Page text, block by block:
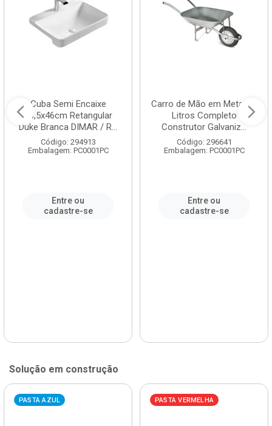
Cuba Semi Encaixe
58,5x46cm Retangular
Duke Branca DIMAR / R...
Código: 294913
Embalagem: PC0001PC
Entre ou
cadastre-se
Carro de Mão em Metal 60
Litros Completo
Construtor Galvaniz...
Código: 296641
Embalagem: PC0001PC
Entre ou
cadastre-se
Solução em construção
PASTA AZUL PASTA VERMELHA